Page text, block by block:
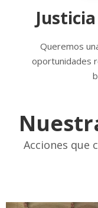
Queremos
oportunidades
Acciones que